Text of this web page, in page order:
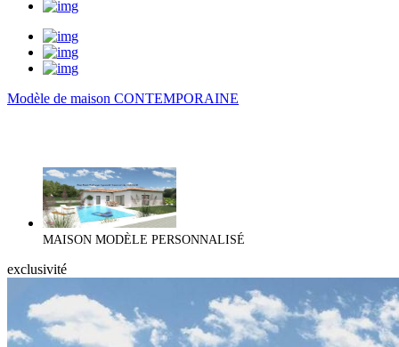
Modèle de maison CONTEMPORAINE
MAISON MODÈLE PERSONNALISÉ
exclusivité